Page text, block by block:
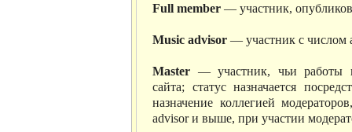
Full member — участник,
Music advisor — участник с числом
Master — участник, чьи работы
сайта; статус назначается
назначение коллегией
advisor и выше, при участии